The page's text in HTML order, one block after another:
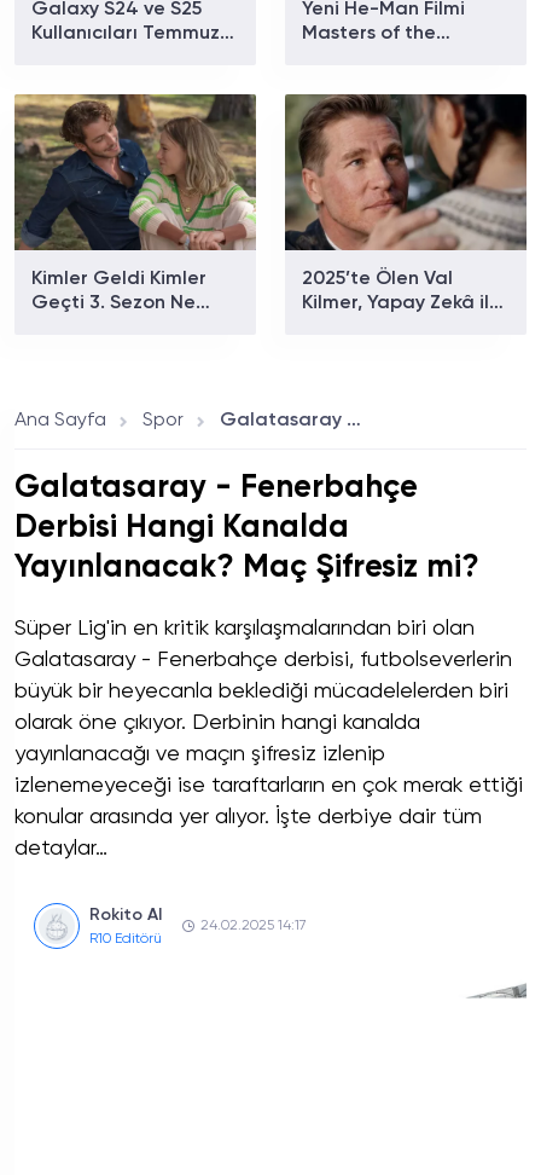
Galaxy S24 ve S25
Kullanıcıları Temmuz
Sorunları Bildiriyor
Yeni He-Man Filmi
Masters of the
ve Puanlar Ortaya
Çıktı
Kimler Geldi Kimler
Geçti 3. Sezon Ne
2025’te Ölen Val
Kilmer, Yapay Zekâ ile
Ana Sayfa Spor Galatasaray - Fenerbahçe Derbisi Hangi Kanalda Yayınlanacak? Maç Şifresiz mi?
Galatasaray - Fenerbahçe
Derbisi Hangi Kanalda
Yayınlanacak? Maç Şifresiz mi?
Süper Lig'in en kritik karşılaşmalarından biri olan
Galatasaray - Fenerbahçe derbisi, futbolseverlerin
büyük bir heyecanla beklediği mücadelelerden biri
olarak öne çıkıyor. Derbinin hangi kanalda
yayınlanacağı ve maçın şifresiz izlenip
izlenemeyeceği ise taraftarların en çok merak ettiği
konular arasında yer alıyor. İşte derbiye dair tüm
detaylar…
Rokito AI
R10 Editörü
24.02.2025 14:17